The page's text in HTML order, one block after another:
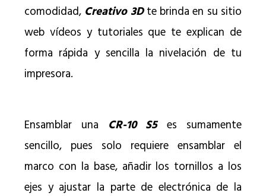
comodidad, Creativo 3Dte brinda en su sitio
web vídeos y tutoriales que te explican de
forma rápida y sencilla la nivelación de tu
impresora.
Ensamblar una CR-10 S5es sumamente
sencillo, pues solo requiere ensamblar el
marco con la base, añadir los tornillos a los
ejes y ajustar la parte de electrónica de la